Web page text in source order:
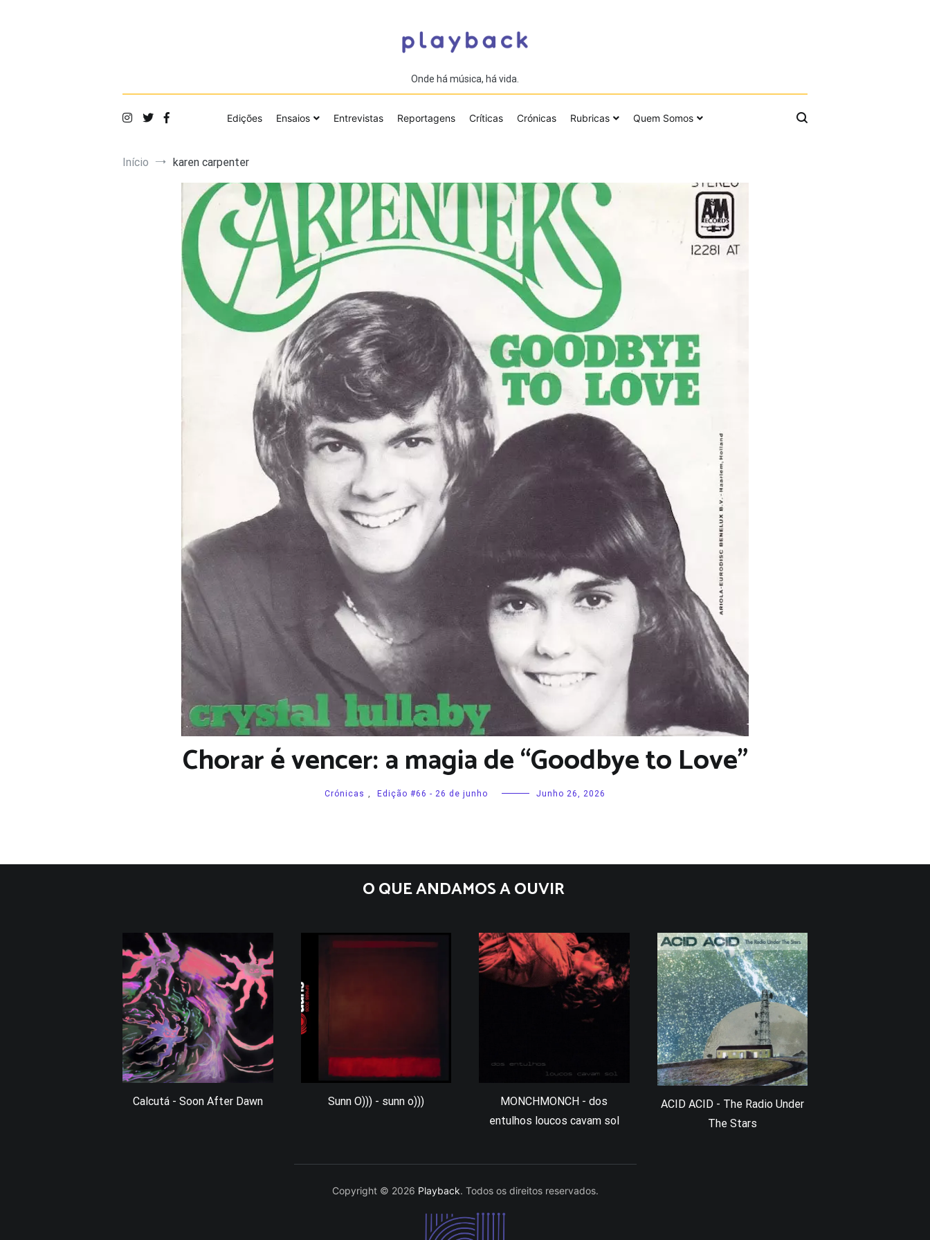
Onde há música, há vida.
Edições Ensaios Entrevistas Reportagens Críticas Crónicas Rubricas Quem Somos
Início karen carpenter
Chorar é vencer: a magia de “Goodbye to Love”
Crónicas Edição #66 - 26 de junho Junho 26, 2026
O QUE ANDAMOS A OUVIR
Calcutá - Soon After Dawn Sunn O))) - sunn o)))
MONCHMONCH - dos
entulhos loucos cavam sol
ACID ACID - The Radio Under
The Stars
Copyright © 2026 Playback. Todos os direitos reservados.